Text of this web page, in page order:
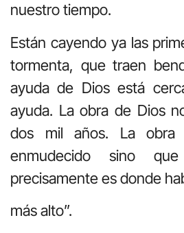
nuestro tiempo.
Están cayendo ya las
tormenta, que traen
ayuda de Dios está
ayuda. La obra de Dios
dos mil años. La
enmudecido sino
precisamente es donde
más alto”.